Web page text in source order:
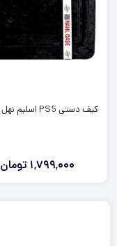
کیف دستی PS5 اسلیم نهل مشکی
1,799,000 تومان